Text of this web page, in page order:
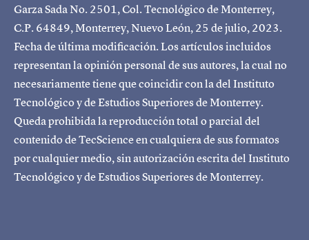
Garza Sada No. 2501, Col. Tecnológico de Monterrey,
C.P. 64849, Monterrey, Nuevo León, 25 de julio, 2023.
Fecha de última modificación. Los artículos incluidos
representan la opinión personal de sus autores, la cual no
necesariamente tiene que coincidir con la del Instituto
Tecnológico y de Estudios Superiores de Monterrey.
Queda prohibida la reproducción total o parcial del
contenido de TecScience en cualquiera de sus formatos
por cualquier medio, sin autorización escrita del Instituto
Tecnológico y de Estudios Superiores de Monterrey.